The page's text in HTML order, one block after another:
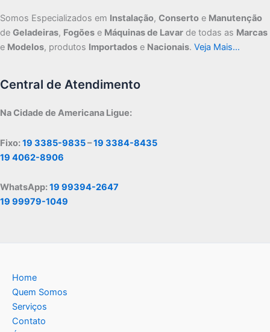
Somos Especializados em Instalação, Conserto e Manutenção
de Geladeiras, Fogões e Máquinas de Lavar de todas as Marcas
e Modelos, produtos Importados e Nacionais. Veja Mais…
Central de Atendimento
Na Cidade de Americana Ligue:
Fixo:19 3385-9835–19 3384-8435
19 4062-8906
WhatsApp:19 99394-2647
19 99979-1049
Home
Quem Somos
Serviços
Contato